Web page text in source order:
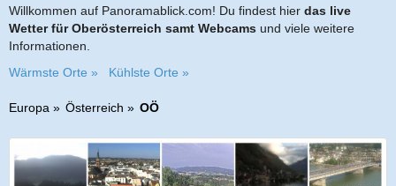
Willkommen auf Panoramablick.com! Du findest hier das live
Wetter für Oberösterreich samt Webcams und viele weitere
Informationen.
Wärmste Orte »
Kühlste Orte »
Europa Österreich OÖ